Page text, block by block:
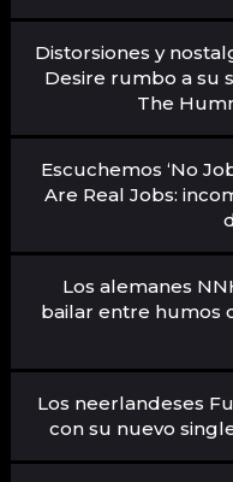
Distorsiones y
Desire rumbo a su
The
Escuchemos ‘No
Are Real Jobs:
Los alemanes
bailar entre humos
Los neerlandeses
con su nuevo